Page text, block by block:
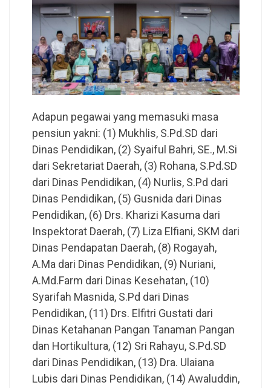
Adapun pegawai yang memasuki masa
pensiun yakni: (1) Mukhlis, S.Pd.SD dari
Dinas Pendidikan, (2) Syaiful Bahri, SE., M.Si
dari Sekretariat Daerah, (3) Rohana, S.Pd.SD
dari Dinas Pendidikan, (4) Nurlis, S.Pd dari
Dinas Pendidikan, (5) Gusnida dari Dinas
Pendidikan, (6) Drs. Kharizi Kasuma dari
Inspektorat Daerah, (7) Liza Elfiani, SKM dari
Dinas Pendapatan Daerah, (8) Rogayah,
A.Ma dari Dinas Pendidikan, (9) Nuriani,
A.Md.Farm dari Dinas Kesehatan, (10)
Syarifah Masnida, S.Pd dari Dinas
Pendidikan, (11) Drs. Elfitri Gustati dari
Dinas Ketahanan Pangan Tanaman Pangan
dan Hortikultura, (12) Sri Rahayu, S.Pd.SD
dari Dinas Pendidikan, (13) Dra. Ulaiana
Lubis dari Dinas Pendidikan, (14) Awaluddin,